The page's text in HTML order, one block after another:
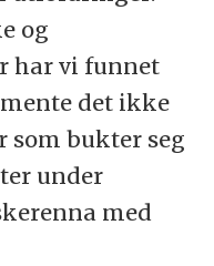
og
har vi funnet
det ikke
som bukter seg
under
med